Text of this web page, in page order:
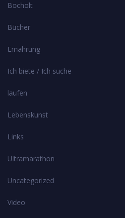
Bocholt
Bücher
Ernährung
Ich biete / Ich suche
laufen
Lebenskunst
Links
Ultramarathon
Uncategorized
Video